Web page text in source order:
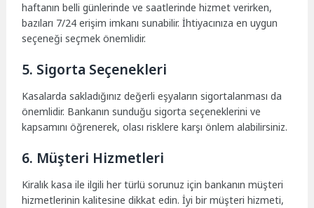
haftanın belli günlerinde ve saatlerinde hizmet verirken,
bazıları 7/24 erişim imkanı sunabilir. İhtiyacınıza en uygun
seçeneği seçmek önemlidir.
5. Sigorta Seçenekleri
Kasalarda sakladığınız değerli eşyaların sigortalanması da
önemlidir. Bankanın sunduğu sigorta seçeneklerini ve
kapsamını öğrenerek, olası risklere karşı önlem alabilirsiniz.
6. Müşteri Hizmetleri
Kiralık kasa ile ilgili her türlü sorunuz için bankanın müşteri
hizmetlerinin kalitesine dikkat edin. İyi bir müşteri hizmeti,